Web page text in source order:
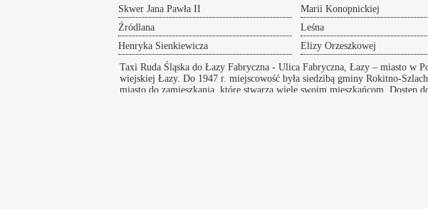
Skwer Jana Pawła II
Marii Konopnickiej
Źródlana
Leśna
Henryka Sienkiewicza
Elizy Orzeszkowej
Taxi Ruda Śląska do Łazy Fabryczna - Ulica Fabryczna, Łazy – miasto w
wiejskiej Łazy. Do 1947 r. miejscowość była siedzibą gminy Rokitno-
miasto do zamieszkania, które stwarza wiele swoim mieszkańcom.